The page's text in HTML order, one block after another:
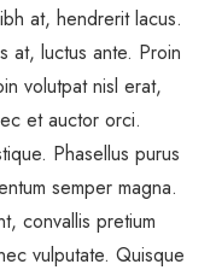
at, hendrerit lacus.
at, luctus ante. Proin
volutpat nisl erat,
et auctor orci.
Phasellus purus
semper magna.
convallis pretium
vulputate. Quisque